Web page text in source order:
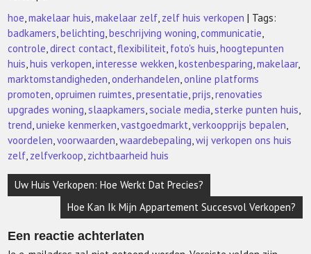
hoe,makelaar huis,makelaar zelf, zelf huis verkopen | Tags:
badkamers,belichting,beschrijving woning,communicatie,
controle,direct contact,flexibiliteit, foto's huis,hoogtepunten
huis,huis verkopen,interesse wekken,kostenbesparing,makelaar,
marktomstandigheden,onderhandelen,online platforms
promoten,opruimen ruimtes,presentatie,prijs,renovaties
upgrades woning,slaapkamers,sociale media,sterke punten huis,
trend,unieke kenmerken,vastgoedmarkt,verkoopprijs bepalen,
voordelen,voorwaarden,waardebepaling,wij verkopen ons huis
zelf, zelfverkoop, zichtbaarheid huis
Berichtnavigatie
Uw Huis Verkopen: Hoe Werkt Dat Precies?
Hoe Kan Ik Mijn Appartement Succesvol Verkopen?
Een reactie achterlaten